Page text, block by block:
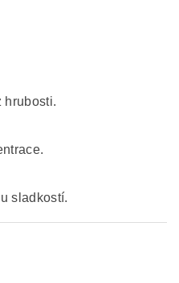
hrubosti.
sladkostí.